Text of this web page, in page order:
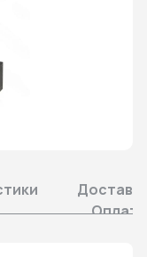
Оплата